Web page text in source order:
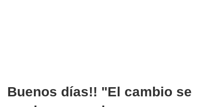
Buenos días!! "El cambio se